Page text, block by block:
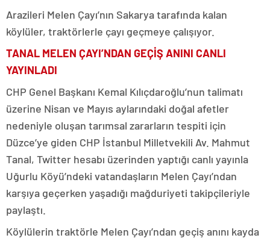
Arazileri Melen Çayı’nın Sakarya tarafında kalan
köylüler, traktörlerle çayı geçmeye çalışıyor.
TANAL MELEN ÇAYI’NDAN GEÇİŞ ANINI CANLI
YAYINLADI
CHP Genel Başkanı Kemal Kılıçdaroğlu’nun talimatı
üzerine Nisan ve Mayıs aylarındaki doğal afetler
nedeniyle oluşan tarımsal zararların tespiti için
Düzce’ye giden CHP İstanbul Milletvekili Av. Mahmut
Tanal, Twitter hesabı üzerinden yaptığı canlı yayınla
Uğurlu Köyü’ndeki vatandaşların Melen Çayı’ndan
karşıya geçerken yaşadığı mağduriyeti takipçileriyle
paylaştı.
Köylülerin traktörle Melen Çayı’ndan geçiş anını kayda